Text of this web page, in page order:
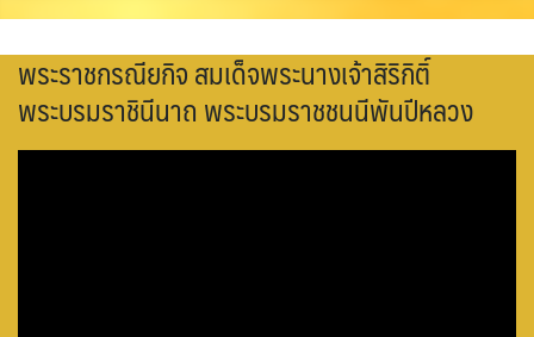
อำนาจหน้าที่ อ.ก.ค.ศ.
ประกาศ ตั้ง อ.ก.ค.ศ. เขตพื้นที่การศึกษามัธยมศึกษา
กลุ่มส่งเสริมการศึกษาทางไกลฯ
กลุ่มพัฒนาครูและบุคลากรทางการศึกษา
คู่มือการใช้งานเว็บไซต์
ดาวน์โหลดเอกสารเผยแพร่
PISA CENTER
e-SME
คู่มือ e-SME
FACEBOOK
LINE @
ระบบสมาชิก
เข้าสู่ระบบ
พระราชกรณียกิจ สมเด็จพระนางเจ้าสิริกิติ์
พระบรมราชินีนาถ พระบรมราชชนนีพันปีหลวง